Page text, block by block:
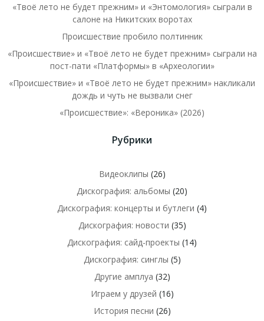
«Твоё лето не будет прежним» и «Энтомология» сыграли в
салоне на Никитских воротах
Происшествие пробило полтинник
«Происшествие» и «Твоё лето не будет прежним» сыграли на
пост-пати «Платформы» в «Археологии»
«Происшествие» и «Твоё лето не будет прежним» накликали
дождь и чуть не вызвали снег
«Происшествие»: «Вероника» (2026)
Рубрики
Видеоклипы (26)
Дискография: альбомы (20)
Дискография: концерты и бутлеги (4)
Дискография: новости (35)
Дискография: сайд-проекты (14)
Дискография: синглы (5)
Другие амплуа (32)
Играем у друзей (16)
История песни (26)